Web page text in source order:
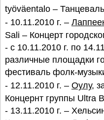
työväentalo –
- 10.11.2010 г. –
Sali – Концерт
- с 10.11.2010 г. по
различные площадки
фестиваль фолк-
- 12.11.2010 г. – Оулу,
Концернт группы Ultra
- 13.11.2010 г. –